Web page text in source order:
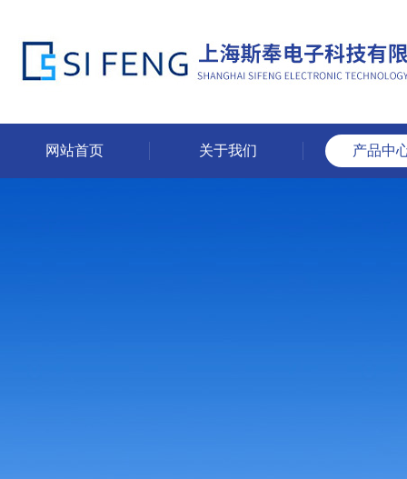
网站首页 关于我们 产品中